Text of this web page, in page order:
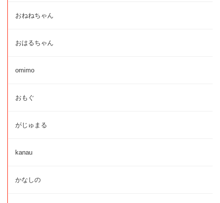
おねねちゃん
おはるちゃん
omimo
おもぐ
がじゅまる
kanau
かなしの